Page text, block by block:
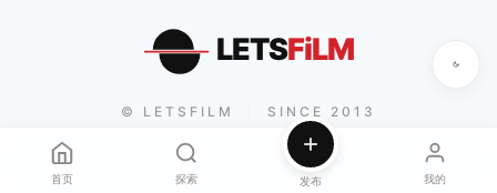
LETSFiLM
© LETSFILM SINCE 2013
首页 探索 发布 我的